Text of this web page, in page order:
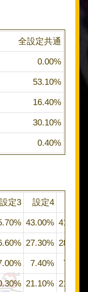
全設定共通
0.00%
53.10%
16.40%
30.10%
0.40%
設定3 設定4
43.00% 41.00%
27.30% 28.10%
7.40% 7.80%
21.10% 21.90%